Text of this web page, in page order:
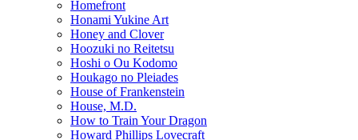
Homefront
Honami Yukine Art
Honey and Clover
Hoozuki no Reitetsu
Hoshi o Ou Kodomo
Houkago no Pleiades
House of Frankenstein
House, M.D.
How to Train Your Dragon
Howard Phillips Lovecraft